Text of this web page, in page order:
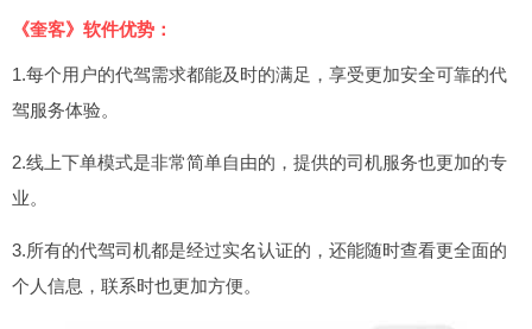
《奎客》软件优势：
1.每个用户的代驾需求都能及时的满足，享受更加安全可靠的代
驾服务体验。
2.线上下单模式是非常简单自由的，提供的司机服务也更加的专
业。
3.所有的代驾司机都是经过实名认证的，还能随时查看更全面的
个人信息，联系时也更加方便。